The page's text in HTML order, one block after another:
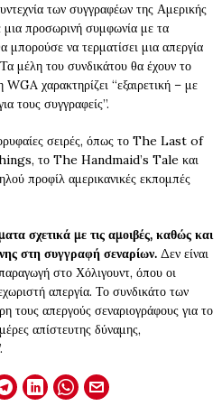
των συγγραφέων της Αμερικής
μια προσωρινή συμφωνία με τα
μπορούσε να τερματίσει μια απεργία
μέλη του συνδικάτου θα έχουν το
χαρακτηρίζει “εξαιρετική – με
τους συγγραφείς”.
σειρές, όπως το The Last of
το The Handmaid’s Tale και
προφίλ αμερικανικές εκπομπές
σχετικά με τις αμοιβές, καθώς και
στη συγγραφή σεναρίων. Δεν είναι
στο Χόλιγουντ, όπου οι
απεργία. Το συνδικάτο των
απεργούς σεναριογράφους για το
απίστευτης δύναμης,